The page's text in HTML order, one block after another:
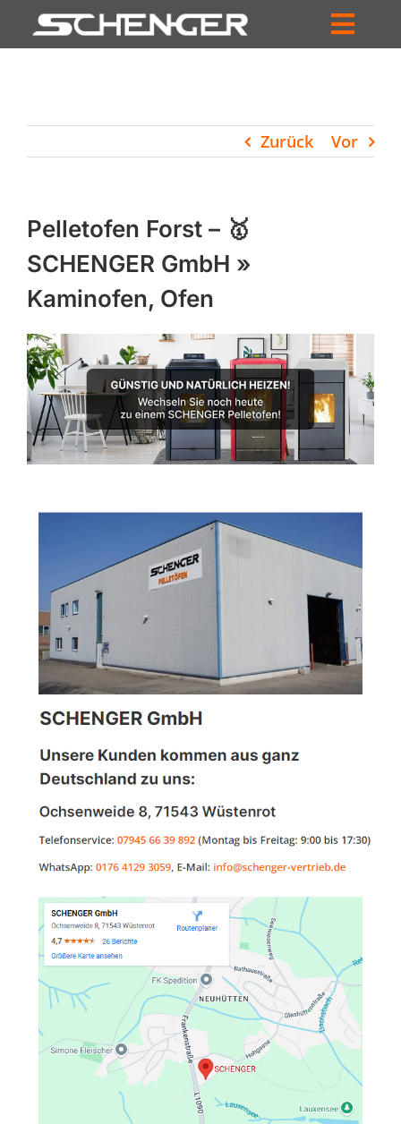
Inhalt
HÄNDLERSUCHE
UNTERNEHMEN
PROFIL
WARENKORB
PRODUCTS
SEARCH
Zurück Vor
Pelletofen Forst – 🥇
SCHENGER GmbH »
Kaminofen, Ofen